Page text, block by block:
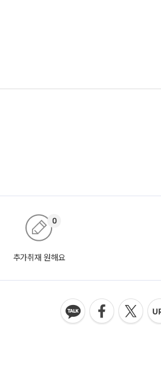
추가취재 원해요
0